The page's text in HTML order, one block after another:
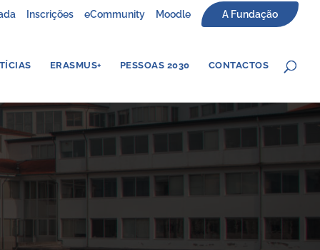
Inscrições eCommunity Moodle A Fundação
ERASMUS+ PESSOAS 2030 CONTACTOS